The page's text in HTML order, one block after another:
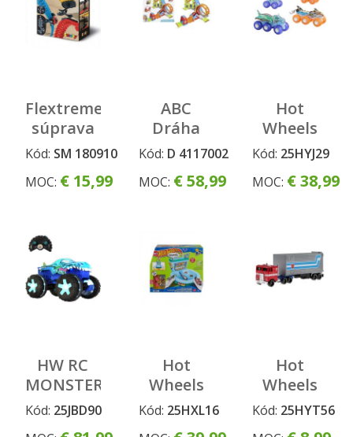
Flextreme
súprava
držiakov
Kód: SM 180910
MOC: € 15,99
ABC
Dráha
Mega
Kód: D 4117002
MOC: € 58,99
Hot
Wheels
MONSTER
TRUCKS
power
Kód: 25HYJ29
MOC: € 38,99
HW RC
MONSTER
TRUCKS
MEGA
Kód: 25JBD90
Hot
Wheels
SKATES
Kód: 25HXL16
Hot
Wheels
ťahač
Kód: 25HYT56